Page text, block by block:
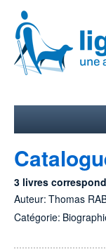
3 livres
Auteur: Thomas
Catégorie: